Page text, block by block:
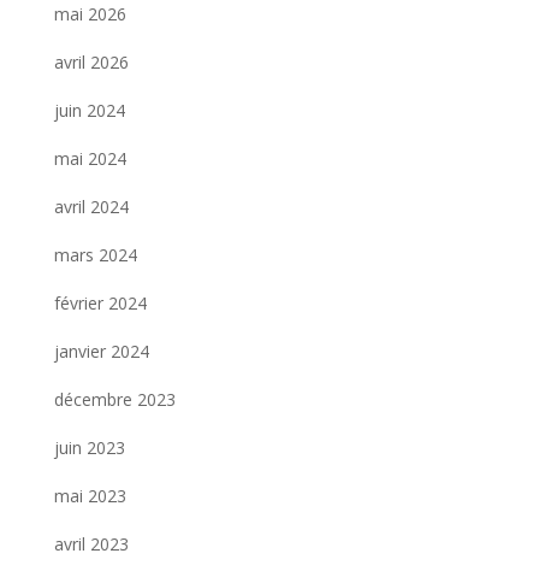
mai 2026
avril 2026
juin 2024
mai 2024
avril 2024
mars 2024
février 2024
janvier 2024
décembre 2023
juin 2023
mai 2023
avril 2023